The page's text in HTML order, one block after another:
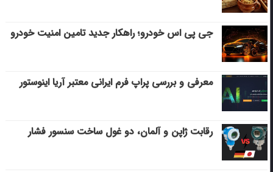
جی پی اس خودرو؛ راهکار جدید تامین امنیت خودرو
معرفی و بررسی پراپ فرم ایرانی معتبر آریا اینوستور
رقابت ژاپن و آلمان، دو غول ساخت سنسور فشار